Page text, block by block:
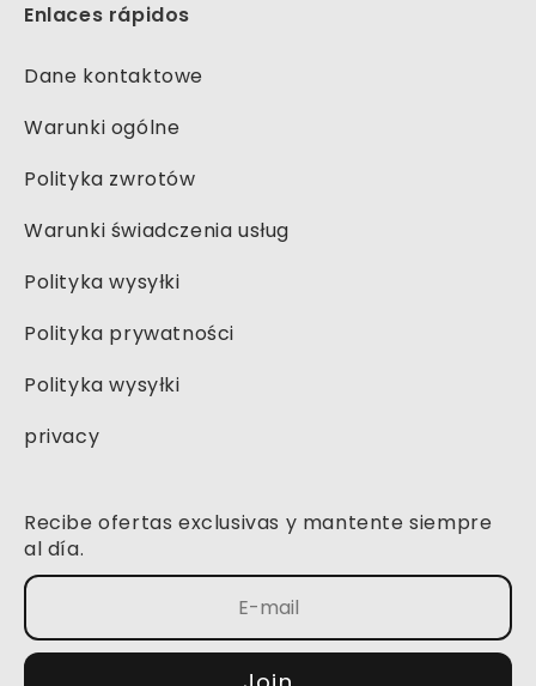
Enlaces rápidos
Dane kontaktowe
Warunki ogólne
Polityka zwrotów
Warunki świadczenia usług
Polityka wysyłki
Polityka prywatności
Polityka wysyłki
privacy
Recibe ofertas exclusivas y mantente siempre
al día.